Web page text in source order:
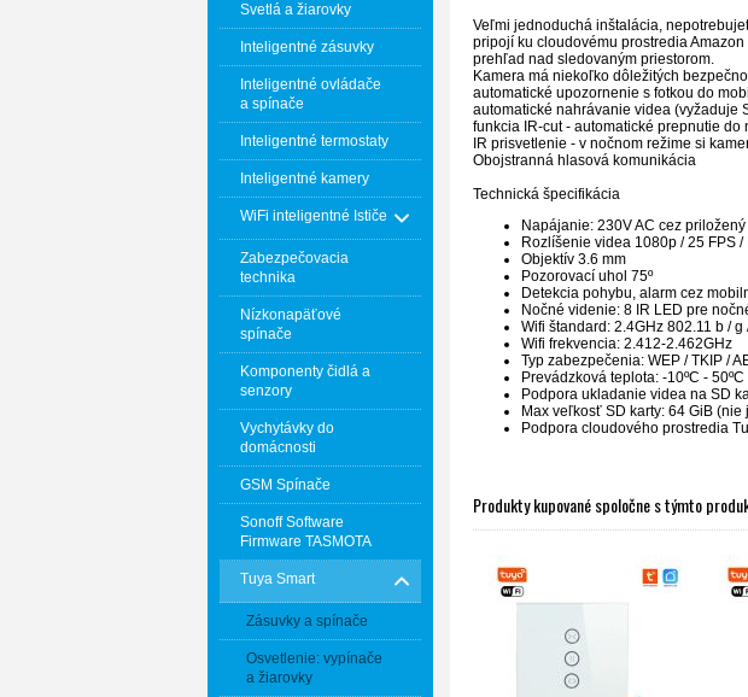
Svetlá a žiarovky
Inteligentné zásuvky
Inteligentné ovládače
a spínače
Inteligentné termostaty
Inteligentné kamery
WiFi inteligentné Ističe
Zabezpečovacia
technika
Nízkonapäťové
spínače
Komponenty čidlá a
senzory
Vychytávky do
domácnosti
GSM Spínače
Sonoff Software
Firmware TASMOTA
Tuya Smart
Zásuvky a spínače
Osvetlenie: vypínače
a žiarovky
Veľmi jednoduchá inštalácia,
pripojí ku cloudovému prostredia
prehľad nad sledovaným priestorom.
Kamera má niekoľko dôležitých
automatické upozornenie s fotkou do
automatické nahrávanie videa (vyžaduje
funkcia IR-cut - automatické prepnutie
IR prisvetlenie - v nočnom režime si
Obojstranná hlasová komunikácia
Technická špecifikácia
Napájanie: 230V AC cez
Rozlíšenie videa 1080p / 25 FPS /
Objektív 3.6 mm
Pozorovací uhol 75º
Detekcia pohybu, alarm cez
Nočné videnie: 8 IR LED pre
Wifi štandard: 2.4GHz 802.11 b / g
Wifi frekvencia: 2.412-2.462GHz
Typ zabezpečenia: WEP / TKIP /
Prevádzková teplota: -10ºC - 50ºC
Podpora ukladanie videa na SD
Max veľkosť SD karty: 64 GiB
Podpora cloudového prostredia
Produkty kupované spoločne s týmto